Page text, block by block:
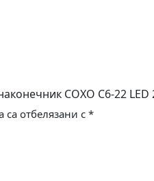
COXO C6-22 LED
отбелязани с *